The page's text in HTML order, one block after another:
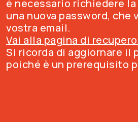
è necessario richiedere
una nuova password, che
vostra email.
Vai alla pagina di
Si ricorda di aggiornare il
poiché è un prerequisito